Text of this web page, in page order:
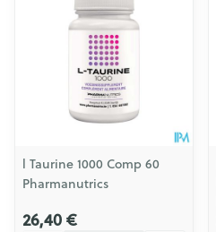
l Taurine 1000 Comp 60
Pharmanutrics
26,40 €